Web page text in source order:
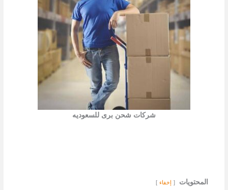
شركات شحن برى للسعوديه
المحتويات إخفاء